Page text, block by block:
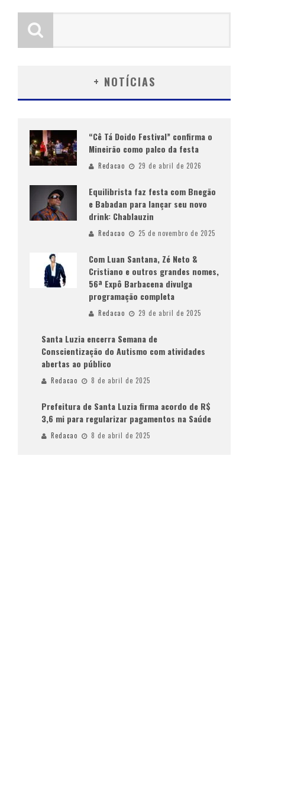
+ NOTÍCIAS
“Cê Tá Doido Festival” confirma o
Mineirão como palco da festa
Redacao 29 de abril de 2026
Equilibrista faz festa com Bnegão
e Babadan para lançar seu novo
drink: Chablauzin
Redacao 25 de novembro de 2025
Com Luan Santana, Zé Neto &
Cristiano e outros grandes nomes,
56ª Expô Barbacena divulga
programação completa
Redacao 29 de abril de 2025
Santa Luzia encerra Semana de
Conscientização do Autismo com atividades
abertas ao público
Redacao 8 de abril de 2025
Prefeitura de Santa Luzia firma acordo de R$
3,6 mi para regularizar pagamentos na Saúde
Redacao 8 de abril de 2025